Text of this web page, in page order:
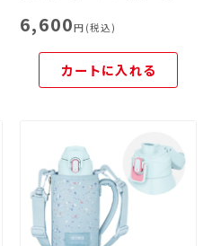
6,600円(税込)
カートに入れる